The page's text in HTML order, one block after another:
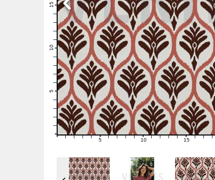
3
7
10
11
12
13
14
15
1 2 3 4 5 6 7 8 9 10 11 12 13 14 15 16 17 18